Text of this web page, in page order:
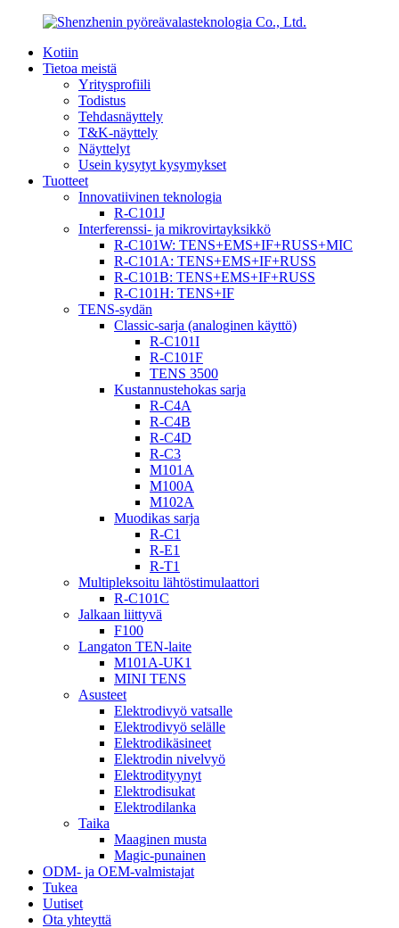
Kotiin
Tietoa meistä
Yritysprofiili
Todistus
Tehdasnäyttely
T&K-näyttely
Näyttelyt
Usein kysytyt kysymykset
Tuotteet
Innovatiivinen teknologia
R-C101J
Interferenssi- ja mikrovirtayksikkö
R-C101W: TENS+EMS+IF+RUSS+MIC
R-C101A: TENS+EMS+IF+RUSS
R-C101B: TENS+EMS+IF+RUSS
R-C101H: TENS+IF
TENS-sydän
Classic-sarja (analoginen käyttö)
R-C101I
R-C101F
TENS 3500
Kustannustehokas sarja
R-C4A
R-C4B
R-C4D
R-C3
M101A
M100A
M102A
Muodikas sarja
R-C1
R-E1
R-T1
Multipleksoitu lähtöstimulaattori
R-C101C
Jalkaan liittyvä
F100
Langaton TEN-laite
M101A-UK1
MINI TENS
Asusteet
Elektrodivyö vatsalle
Elektrodivyö selälle
Elektrodikäsineet
Elektrodin nivelvyö
Elektrodityynyt
Elektrodisukat
Elektrodilanka
Taika
Maaginen musta
Magic-punainen
ODM- ja OEM-valmistajat
Tukea
Uutiset
Ota yhteyttä